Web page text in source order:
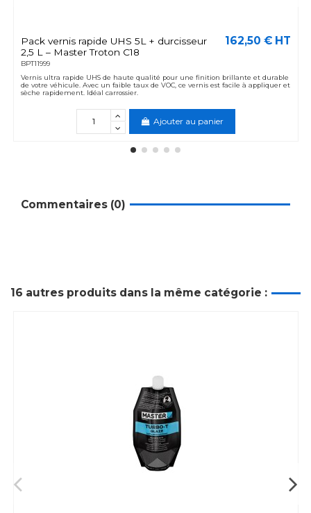
Pack vernis rapide UHS 5L + durcisseur
2,5 L – Master Troton C18
BPT11999
162,50 € HT
Vernis ultra rapide UHS de haute qualité pour une finition brillante et durable
de votre véhicule. Avec un faible taux de VOC, ce vernis est facile à appliquer et
sèche rapidement. Idéal carrossier.
Ajouter au panier
Commentaires (0)
16 autres produits dans la même catégorie :